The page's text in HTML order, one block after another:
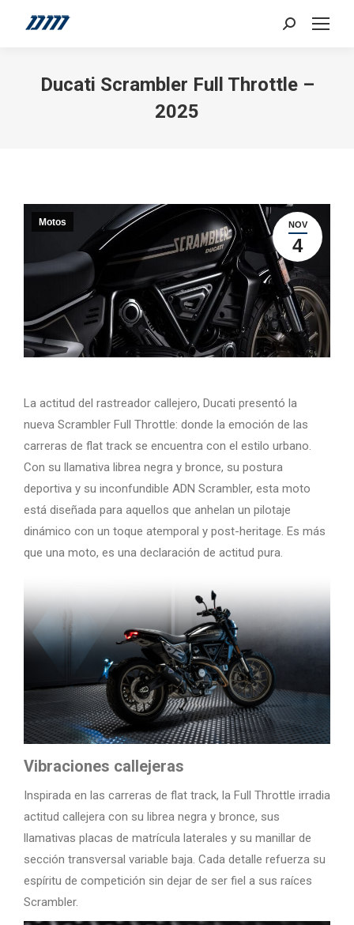
Search:
Ducati Scrambler Full Throttle –
2025
NOV
4
Motos
La actitud del rastreador callejero, Ducati presentó la
nueva Scrambler Full Throttle: donde la emoción de las
carreras de flat track se encuentra con el estilo urbano.
Con su llamativa librea negra y bronce, su postura
deportiva y su inconfundible ADN Scrambler, esta moto
está diseñada para aquellos que anhelan un pilotaje
dinámico con un toque atemporal y post-heritage. Es más
que una moto, es una declaración de actitud pura.
Vibraciones callejeras
Inspirada en las carreras de flat track, la Full Throttle irradia
actitud callejera con su librea negra y bronce, sus
llamativas placas de matrícula laterales y su manillar de
sección transversal variable baja. Cada detalle refuerza su
espíritu de competición sin dejar de ser fiel a sus raíces
Scrambler.